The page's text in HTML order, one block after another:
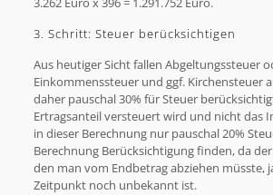
3. Schritt: Steuer berücksichtigen
Aus heutiger Sicht fallen Abgeltungssteuer
Einkommenssteuer und ggf. Kirchensteuer
daher pauschal 30% für Steuer
Ertragsanteil versteuert wird und nicht das
in dieser Berechnung nur pauschal 20%
Berechnung Berücksichtigung finden, da
den man vom Endbetrag abziehen müsste,
Zeitpunkt noch unbekannt ist.